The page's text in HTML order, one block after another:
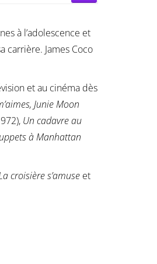
à l’adolescence et
carrière. James Coco
et au cinéma dès
Junie Moon
Un cadavre au
à Manhattan
croisière s’amuse et